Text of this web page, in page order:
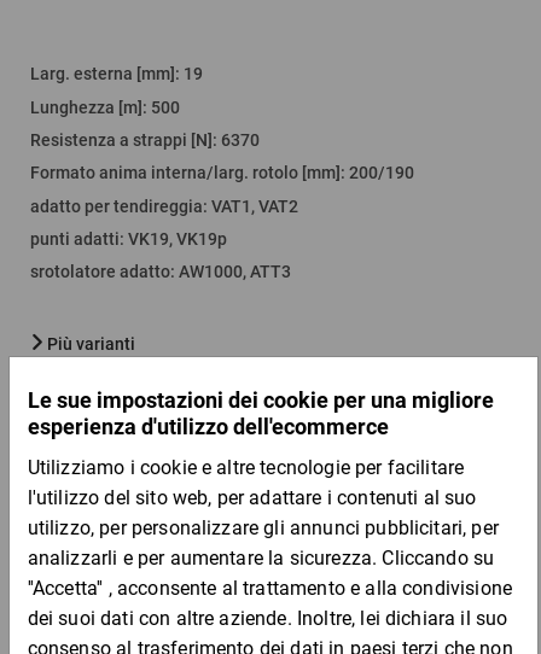
Larg. esterna [mm] : 19
Lunghezza [m]: 500
Resistenza a strappi [N] : 6370
Formato anima interna/larg. rotolo [mm] : 200/190
adatto per tendireggia: VAT1, VAT2
punti adatti: VK19, VK19p
srotolatore adatto: AW1000, ATT3
Più varianti
Quantità Prezzo
148,68 € 132,14 €
per 1 Pezzo